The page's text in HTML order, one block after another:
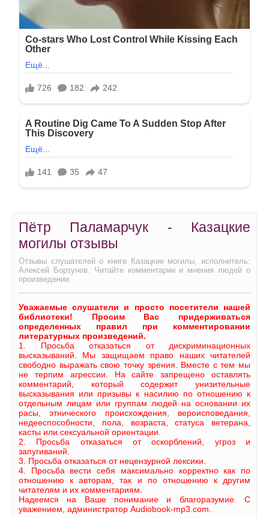
Пётр Паламарчук - Казацкие
могилы отзывы
Отзывы слушателей о книге Казацкие могилы, исполнитель:
Алексей Борзунов. Читайте комментарии и мнения людей о
произведении.
Уважаемые слушатели и просто посетители нашей
библиотеки! Просим Вас придерживаться
определенных правил при комментировании
литературных произведений.
1. Просьба отказаться от дискриминационных
высказываний. Мы защищаем право наших читателей
свободно выражать свою точку зрения. Вместе с тем мы
не терпим агрессии. На сайте запрещено оставлять
комментарий, который содержит унизительные
высказывания или призывы к насилию по отношению к
отдельным лицам или группам людей на основании их
расы, этнического происхождения, вероисповедания,
недееспособности, пола, возраста, статуса ветерана,
касты или сексуальной ориентации.
2. Просьба отказаться от оскорблений, угроз и
запугиваний.
3. Просьба отказаться от нецензурной лексики.
4. Просьба вести себя максимально корректно как по
отношению к авторам, так и по отношению к другим
читателям и их комментариям.
Надеемся на Ваше понимание и благоразумие. С
уважением, администратор Audiobook-mp3.com.